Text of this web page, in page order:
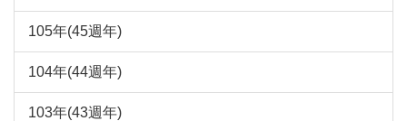
105年(45週年)
104年(44週年)
103年(43週年)